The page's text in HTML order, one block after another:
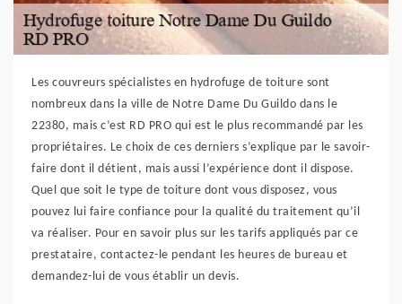
Les couvreurs spécialistes en hydrofuge de toiture sont
nombreux dans la ville de Notre Dame Du Guildo dans le
22380, mais c’est RD PRO qui est le plus recommandé par les
propriétaires. Le choix de ces derniers s’explique par le savoir-
faire dont il détient, mais aussi l’expérience dont il dispose.
Quel que soit le type de toiture dont vous disposez, vous
pouvez lui faire confiance pour la qualité du traitement qu’il
va réaliser. Pour en savoir plus sur les tarifs appliqués par ce
prestataire, contactez-le pendant les heures de bureau et
demandez-lui de vous établir un devis.